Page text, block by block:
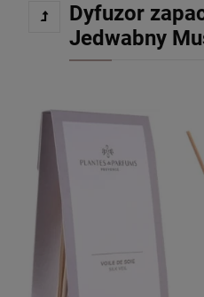
Dyfuzor
Jedwabny